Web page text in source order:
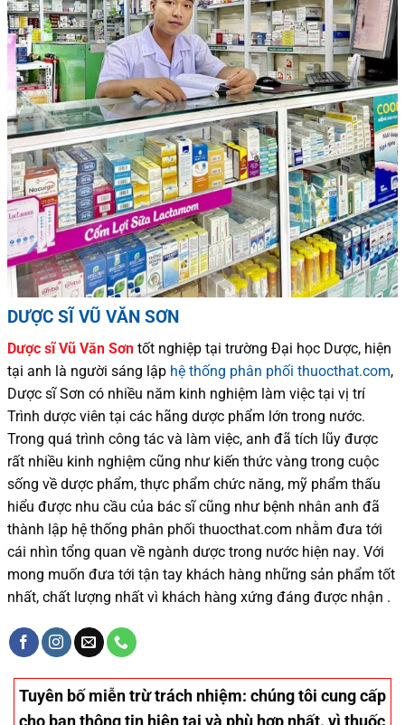
DƯỢC SĨ VŨ VĂN SƠN
Dược sĩVũ Văn Sơn tốt nghiệp tại trường Đại học Dược, hiện
tại anh là người sáng lập hệ thống phân phối thuocthat.com,
Dược sĩSơn có nhiều năm kinh nghiệm làm việc tại vị trí
Trình dược viên tại các hãng dược phẩm lớn trong nước.
Trong quá trình công tác và làm việc, anh đã tích lũy được
rất nhiều kinh nghiệm cũng như kiến thức vàng trong cuộc
sống về dược phẩm, thực phẩm chức năng, mỹ phẩm thấu
hiểu được nhu cầu của bác sĩcũng như bệnh nhân anh đã
thành lập hệ thống phân phối thuocthat.com nhằm đưa tới
cái nhìn tổng quan về ngành dược trong nước hiện nay. Với
mong muốn đưa tới tận tay khách hàng những sản phẩm tốt
nhất, chất lượng nhất vì khách hàng xứng đáng được nhận .
Tuyên bố miễn trừ trách nhiệm: chúng tôi cung cấp
cho bạn thông tin hiện tại và phù hợp nhất. vì thuốc